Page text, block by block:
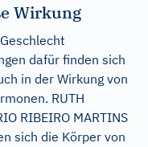
Wirkung
dafür finden sich
in der Wirkung von
RUTH
RIBEIRO MARTINS
sich die Körper von